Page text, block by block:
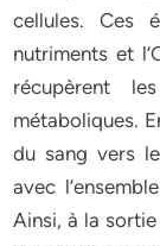
cellules. Ces
nutriments et
récupèrent
métaboliques.
du sang vers
avec
Ainsi, à la